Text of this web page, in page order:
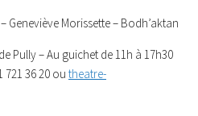
Geneviève Morissette – Bodh’aktan
Pully – Au guichet de 11h à 17h30
36 20 ou theatre-